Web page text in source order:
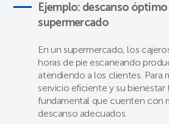
Ejemplo: descanso óptimo
supermercado
En un supermercado, los
horas de pie escaneando
atendiendo a los clientes. Para
servicio eficiente y su bienestar
fundamental que cuenten con
descanso adecuados.